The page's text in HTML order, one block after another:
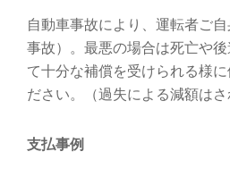
自動車事故により、運転者ご
事故）。最悪の場合は死亡や
て十分な補償を受けられる様
ださい。（過失による減額はさ
支払事例